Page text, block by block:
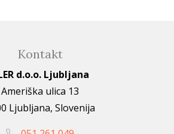
Kontakt
d.o.o. Ljubljana
Ameriška ulica 13
Ljubljana, Slovenija